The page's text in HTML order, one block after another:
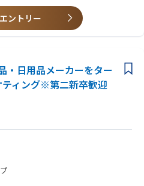
ントリー
・日用品メーカーをター
ィング※第二新卒歓迎